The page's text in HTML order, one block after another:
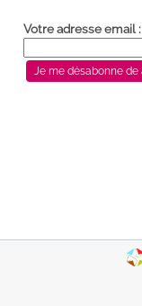
Votre adresse email :